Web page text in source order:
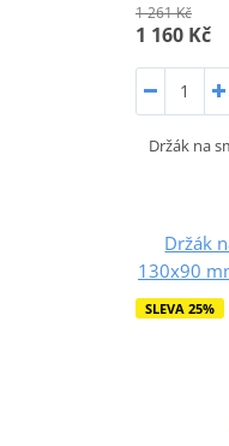
1 261 Kč
1 160 Kč
Držák na
Držák
130x90
SLEVA 25%